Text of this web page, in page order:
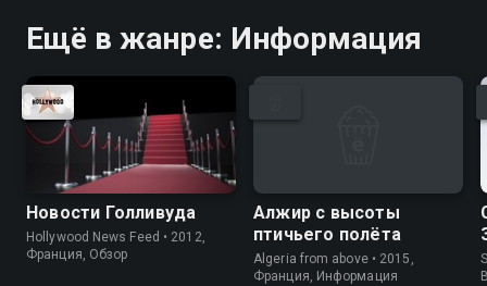
Ещё в жанре: Информация
Новости Голливуда
Hollywood News Feed • 2012,
Франция, Обзор
Алжир с высоты
птичьего полёта
Algeria from above • 2015,
Франция, Информация